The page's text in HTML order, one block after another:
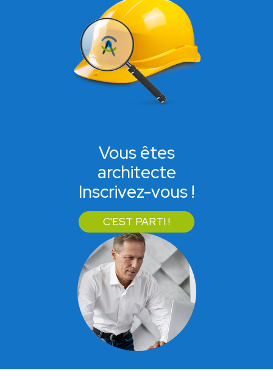
Vous êtes
architecte
Inscrivez-vous !
C'EST PARTI !